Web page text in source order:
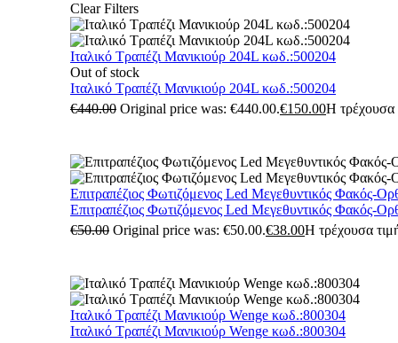
Clear Filters
Ιταλικό Τραπέζι Μανικιούρ 204L κωδ.:500204
Out of stock
Ιταλικό Τραπέζι Μανικιούρ 204L κωδ.:500204
€440.00 Original price was: €440.00.€150.00Η τρέχουσα
Επιτραπέζιος Φωτιζόμενος Led Μεγεθυντικός Φακός-
Επιτραπέζιος Φωτιζόμενος Led Μεγεθυντικός Φακός-
€50.00 Original price was: €50.00.€38.00Η τρέχουσα
Ιταλικό Τραπέζι Μανικιούρ Wenge κωδ.:800304
Ιταλικό Τραπέζι Μανικιούρ Wenge κωδ.:800304